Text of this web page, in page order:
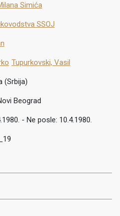
Simića
SSOJ
Tupurkovski, Vasil
(Srbija)
Beograd
- Ne posle: 10.4.1980.